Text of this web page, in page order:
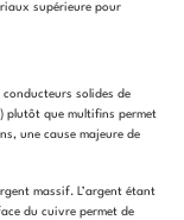
supérieure pour
solides de
plutôt que multifins permet
une cause majeure de
massif. L’argent étant
du cuivre permet de